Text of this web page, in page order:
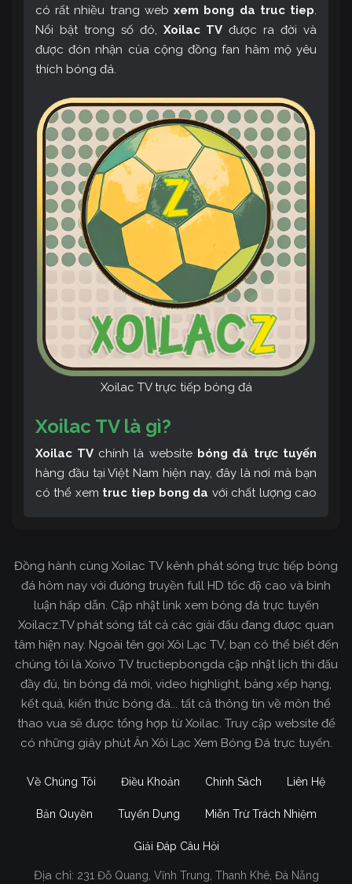
có rất nhiều trang webxem bong da truc tiep.
Nổi bật trong số đó, Xoilac TV được ra đời và
được đón nhận của cộng đồng fan hâm mộ yêu
thích bóng đá.
Xoilac TV trực tiếp bóng đá
Xoilac TV là gì?
Xoilac TV chính là website bóng đá trực tuyến
hàng đầu tại Việt Nam hiện nay, đây là nơi mà bạn
có thể xem truc tiep bong da với chất lượng cao
tin về bóng đá cực kỳ bổ ích mỗi ngày.
Đồng hành cùng Xoilac TV kênh phát sóng trực tiếp bóng
đá hôm nay với đường truyền full HD tốc độ cao và bình
luận hấp dẫn. Cập nhật link xem bóng đá trực tuyến
Xoilacz.TV phát sóng tất cả các giải đấu đang được quan
tâm hiện nay. Ngoài tên gọi Xôi Lạc TV, bạn có thể biết đến
chúng tôi là Xoivo TV tructiepbongda cập nhật lịch thi đấu
đầy đủ, tin bóng đá mới, video highlight, bảng xếp hạng,
kết quả, kiến thức bóng đá... tất cả thông tin về môn thể
thao vua sẽ được tổng hợp từ Xoilac. Truy cập website để
có những giây phút Ăn Xôi Lạc Xem Bóng Đá trực tuyến.
Về Chúng Tôi Điều Khoản Chính Sách Liên Hệ
Bản Quyền Tuyển Dụng Miễn Trừ Trách Nhiệm
Giải Đáp Câu Hỏi
Địa chỉ: 231 Đỗ Quang, Vĩnh Trung, Thanh Khê, Đà Nẵng